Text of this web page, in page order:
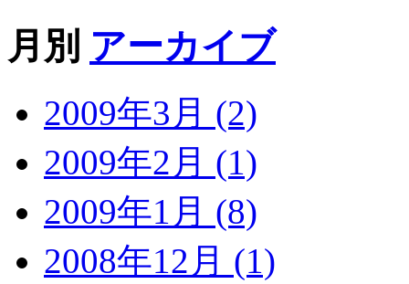
月別 アーカイブ
2009年3月 (2)
2009年2月 (1)
2009年1月 (8)
2008年12月 (1)